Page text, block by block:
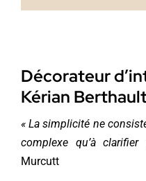
Décorateur
Kérian
« La simplicité ne
complexe qu’à
Murcutt